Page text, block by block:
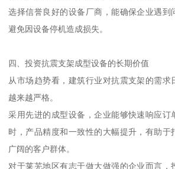
选择信誉良好的设备厂商，能确保企业遇到
避免因设备停机造成损失。
四、投资抗震支架成型设备的长期价值
从市场趋势看，建筑行业对抗震支架的需求
越来越严格。
采用先进的成型设备，企业能够快速响应订
时，产品精度和一致性的大幅提升，有助于
广阔的客户群体。
对于莱芜地区有志于做大做强的企业而言，